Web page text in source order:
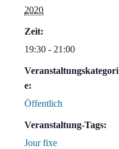
2020
Zeit:
19:30 - 21:00
Veranstaltungskategori
e:
Öffentlich
Veranstaltung-Tags:
Jour fixe